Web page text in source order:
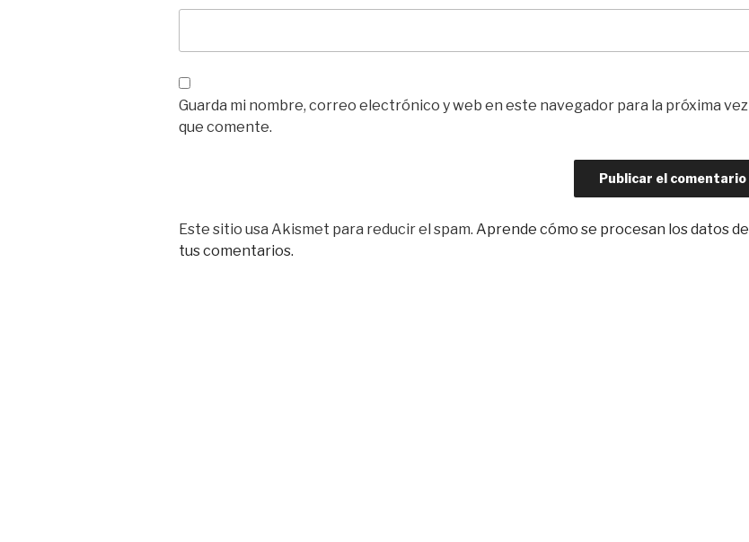
Guarda mi nombre, correo electrónico y web en este navegador para la próxima vez
que comente.
Este sitio usa Akismet para reducir el spam. Aprende cómo se procesan los datos de
tus comentarios.